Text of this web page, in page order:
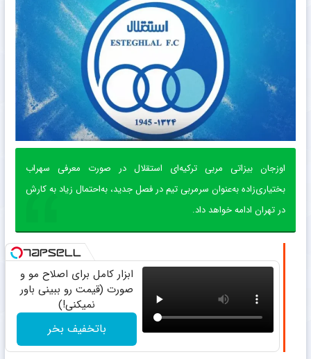
اوزجان بیزاتی مربی ترکیه‌ای استقلال در صورت معرفی سهراب
بختیاری‌زاده به‌عنوان سرمربی تیم در فصل جدید، به‌احتمال زیاد به کارش
در تهران ادامه خواهد داد.
ابزار کامل برای اصلاح مو و
صورت (قیمت رو ببینی باور
نمیکنی!)
باتخفیف بخر